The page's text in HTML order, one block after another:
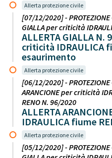
Allerta protezione civile
[07/12/2020] - PROTEZIONE
GIALLA per criticità
ALLERTA GIALLA N.
criticità IDRAULICA
esaurimento
Allerta protezione civile
[06/12/2020] - PROTEZIONE
ARANCIONE per criticità
RENO N. 96/2020
ALLERTA
IDRAULICA fiume
Allerta protezione civile
[05/12/2020] - PROTEZIONE